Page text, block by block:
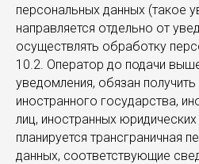
персональных данных (такое
направляется отдельно от
осуществлять обработку
10.2. Оператор до подачи
уведомления, обязан
иностранного государства,
лиц, иностранных
планируется трансграничная
данных, соответствующие